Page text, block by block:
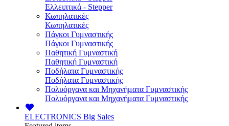
Ελλειπτικά - Stepper
Κωπηλατικές
Κωπηλατικές
Πάγκοι Γυμναστικής
Πάγκοι Γυμναστικής
Παθητική Γυμναστική
Παθητική Γυμναστική
Ποδήλατα Γυμναστικής
Ποδήλατα Γυμναστικής
Πολυόργανα και Μηχανήματα Γυμναστικής
Πολυόργανα και Μηχανήματα Γυμναστικής
ELECTRONICS Big Sales